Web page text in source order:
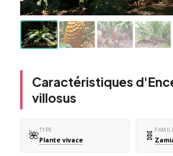
Caractéristiques
villosus
🌺TYPE
Plante vivace 🧬